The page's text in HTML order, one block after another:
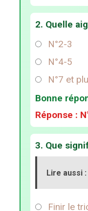
2. Quelle
N°2-3
N°4-5
N°7 et
Bonne
Réponse :
3. Que
Lire aussi :
Finir le